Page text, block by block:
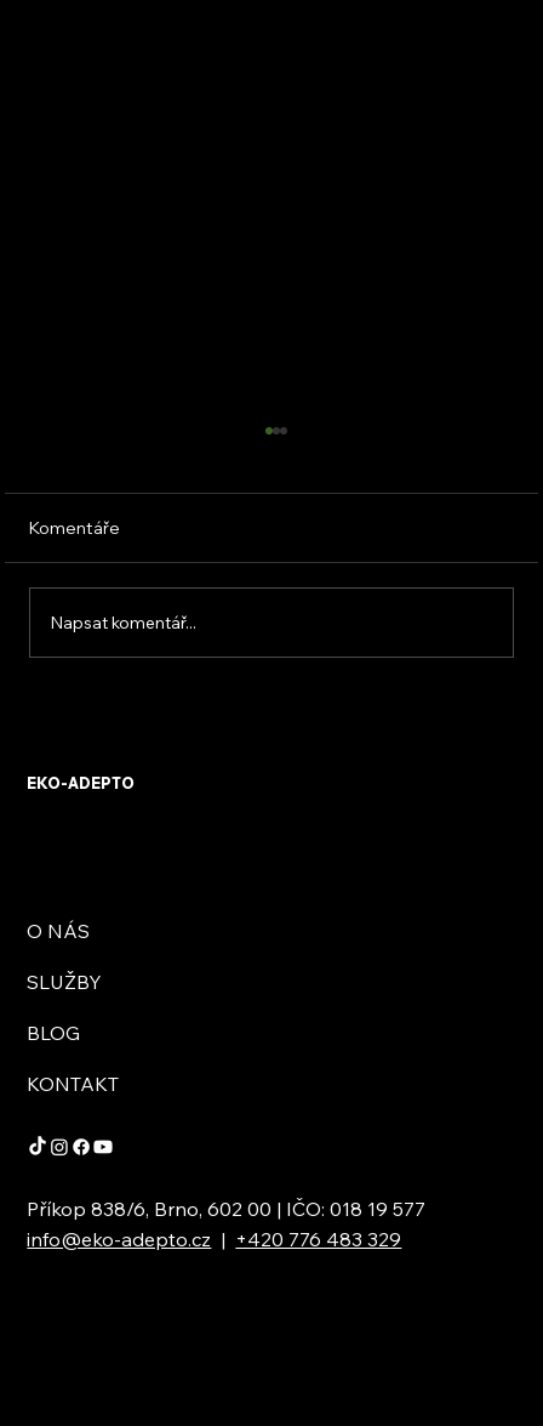
Komentáře
Napsat komentář...
EKO-ADEPTO
O NÁS
SLUŽBY
BLOG
KONTAKT
Příkop 838/6, Brno, 602 00 | IČO: 018 19 577
info@eko-adepto.cz | +420 776 483 329